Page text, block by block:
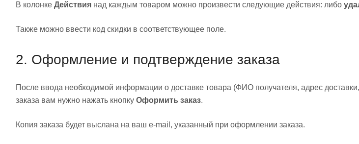
В колонке Действия над каждым товаром можно произвести следующие действия: либо
Также можно ввести код скидки в соответствующее поле.
2. Оформление и подтверждение заказа
После ввода необходимой информации о доставке товара (ФИО получателя, адрес
заказа вам нужно нажать кнопку Оформить заказ.
Копия заказа будет выслана на ваш e-mail, указанный при оформлении заказа.